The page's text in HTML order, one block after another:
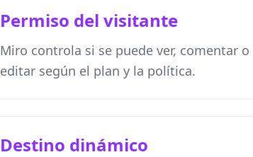
Permiso del visitante
Miro controla si se puede ver, comentar o
editar según el plan y la política.
Destino dinámico